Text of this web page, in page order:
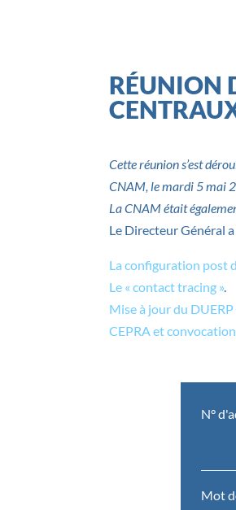
RÉUNION
Cette réunion s’est
CNAM, le mardi 5 mai
La CNAM était
Le Directeur Général
La configuration post
Le « contact tracing ».
Mise à jour du DUERP
CEPRA et
N°
Mot